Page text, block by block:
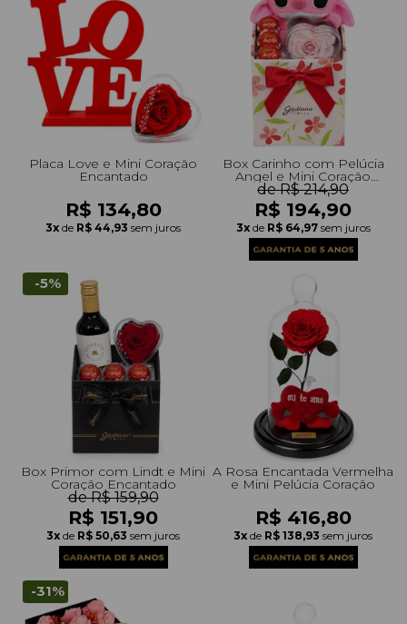
+Presentes com Flores
+Presentes por Ocasião
+Presentes para Família
+Presentes para Todos
+Tipo de Cesta
+Tipos de Buquês
+Tipos de Arranjos
+Tipos de Flores
+Por Cores
+Cidades do Sul
+Cidades do Sudeste
+Cidades do Norte
+Cidades do Nordeste
Placa Love e Mini Coração
Encantado
R$ 134,80
3x de R$ 44,93 sem juros
Box Carinho com Pelúcia
Angel e Mini Coração
Encantado e Lindt
de R$ 214,90
R$ 194,90
3x de R$ 64,97 sem juros
-5%
Box Primor com Lindt e Mini
Coração Encantado
de R$ 159,90
R$ 151,90
3x de R$ 50,63 sem juros
A Rosa Encantada Vermelha
e Mini Pelúcia Coração
R$ 416,80
3x de R$ 138,93 sem juros
-31%